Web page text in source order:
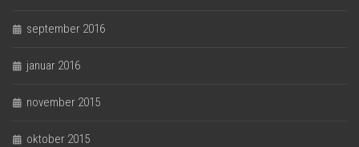
september 2016
januar 2016
november 2015
oktober 2015